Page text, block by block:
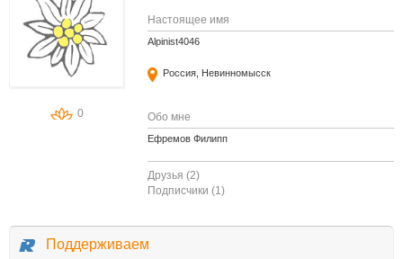
0
Настоящее имя
Alpinist4046
Россия, Невинномысск
Обо мне
Ефремов Филипп
Друзья (2)
Подписчики (1)
Поддерживаем